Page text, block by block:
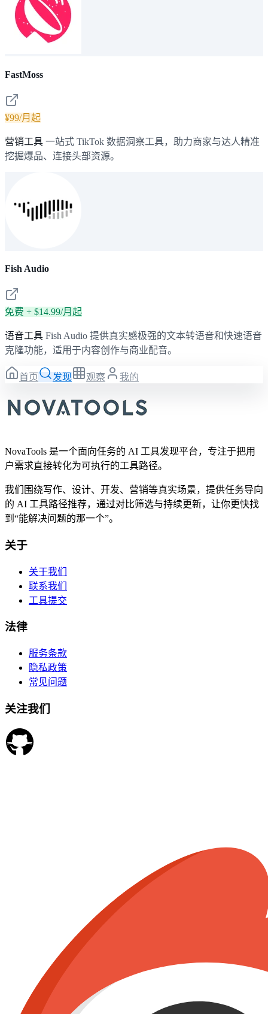
FastMoss
¥99/月起
营销工具 一站式 TikTok 数据洞察工具，助力商家与达人精准
挖掘爆品、连接头部资源。
Fish Audio
免费 + $14.99/月起
语音工具 Fish Audio 提供真实感极强的文本转语音和快速语音
克隆功能，适用于内容创作与商业配音。
首页 发现 观察 我的
NovaTools 是一个面向任务的 AI 工具发现平台，专注于把用
户需求直接转化为可执行的工具路径。
我们围绕写作、设计、开发、营销等真实场景，提供任务导向
的 AI 工具路径推荐，通过对比筛选与持续更新，让你更快找
到“能解决问题的那一个”。
关于
关于我们
联系我们
工具提交
法律
服务条款
隐私政策
常见问题
关注我们